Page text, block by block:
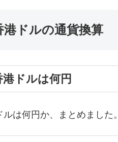
港ドルの通貨換算
港ドルは何円
ルは何円か、まとめました。